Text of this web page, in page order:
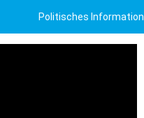
Politisches